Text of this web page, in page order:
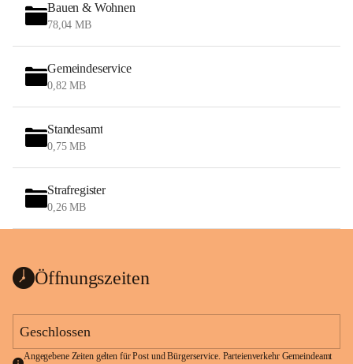
Bauen & Wohnen
78,04 MB
Gemeindeservice
0,82 MB
Standesamt
0,75 MB
Strafregister
0,26 MB
Öffnungszeiten
Geschlossen
Angegebene Zeiten gelten für Post und Bürgerservice. Parteienverkehr Gemeindeamt